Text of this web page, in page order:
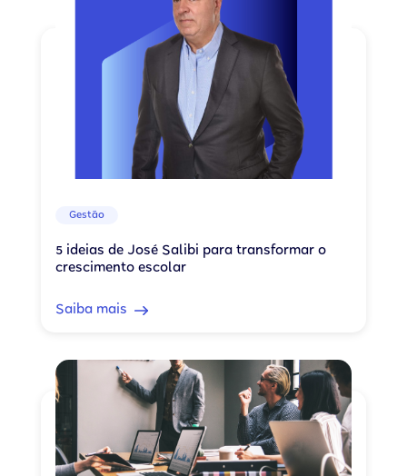
Gestão
5 ideias de José Salibi para transformar o
crescimento escolar
Saiba mais